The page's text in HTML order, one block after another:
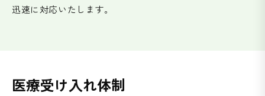
迅速に対応いたします。
医療受け入れ体制